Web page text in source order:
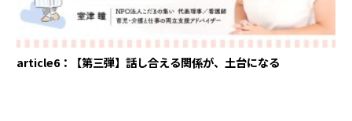
article6：【第三弾】話し合える関係が、土台になる